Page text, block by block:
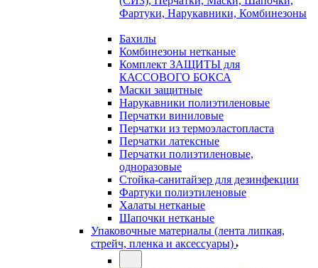
Фартуки, Нарукавники, Комбинезоны
Бахилы
Комбинезоны нетканые
Комплект ЗАЩИТЫ для
КАССОВОГО БОКСА
Маски защитные
Нарукавники полиэтиленовые
Перчатки виниловые
Перчатки из термоэластопласта
Перчатки латексные
Перчатки полиэтиленовые,
одноразовые
Стойка-санитайзер для дезинфекции
Фартуки полиэтиленовые
Халаты нетканые
Шапочки нетканые
Упаковочные материалы (лента липкая,
стрейч, пленка и аксессуары)